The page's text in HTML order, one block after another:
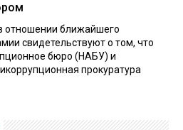
отношении ближайшего
свидетельствуют о том, что
бюро (НАБУ) и
прокуратура